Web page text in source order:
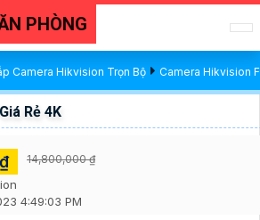
PHÒNG
Camera Hikvision Trọn Bộ Camera Hikvision
Rẻ 4K
14,800,000 ₫
4:49:03 PM